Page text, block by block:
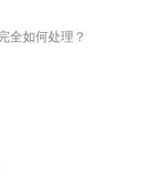
全如何处理？